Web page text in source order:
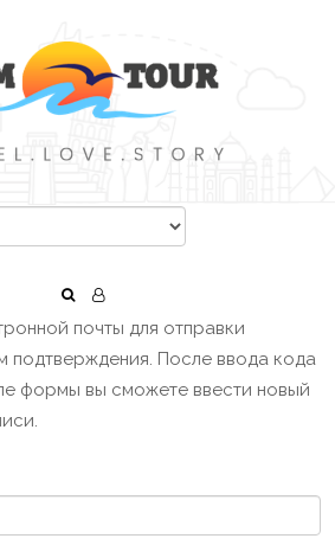
почты для отправки
подтверждения. После ввода кода
формы вы сможете ввести новый